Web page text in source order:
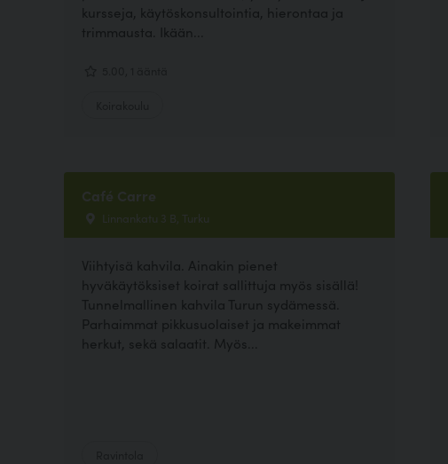
kursseja, käytöskonsultointia, hierontaa ja
trimmausta. Ikään...
Café Carre
Linnankatu 3 B, Turku
Viihtyisä kahvila. Ainakin pienet
hyväkäytöksiset koirat sallittuja myös sisällä!
Tunnelmallinen kahvila Turun sydämessä.
Parhaimmat pikkusuolaiset ja makeimmat
herkut, sekä salaatit. Myös...